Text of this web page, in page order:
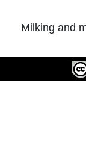
Milking and